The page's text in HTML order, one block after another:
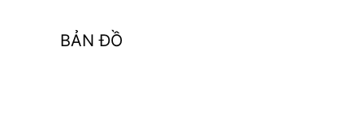
BẢN ĐỒ